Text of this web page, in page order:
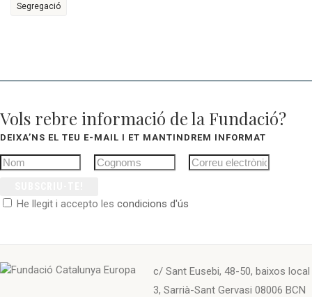
Segregació
Vols rebre informació de la Fundació?
DEIXA’NS EL TEU E-MAIL I ET MANTINDREM INFORMAT
He llegit i accepto les condicions d'ús
c/ Sant Eusebi, 48-50, baixos local
3, Sarrià-Sant Gervasi 08006 BCN